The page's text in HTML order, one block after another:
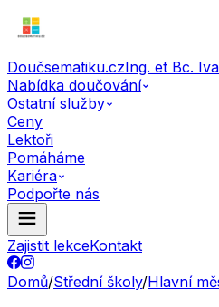
Doučsematiku.czIng. et Bc.
Nabídka doučování
Ostatní služby
Ceny
Lektoři
Pomáháme
Kariéra
Podpořte nás
Zajistit lekceKontakt
Domů/Střední školy/Hlavní